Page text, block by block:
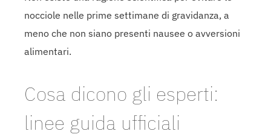
nocciole nelle prime settimane di gravidanza, a
meno che non siano presenti nausee o avversioni
alimentari.
Cosa dicono gli esperti:
linee guida ufficiali